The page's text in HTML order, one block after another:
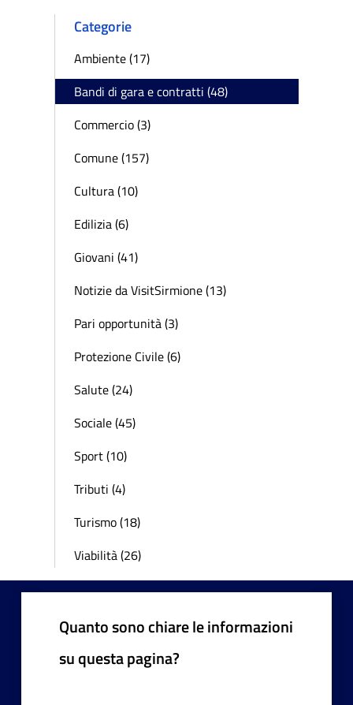
Categorie
Ambiente (17)
Bandi di gara e contratti (48)
Commercio (3)
Comune (157)
Cultura (10)
Edilizia (6)
Giovani (41)
Notizie da VisitSirmione (13)
Pari opportunità (3)
Protezione Civile (6)
Salute (24)
Sociale (45)
Sport (10)
Tributi (4)
Turismo (18)
Viabilità (26)
Quanto sono chiare le informazioni
su questa pagina?